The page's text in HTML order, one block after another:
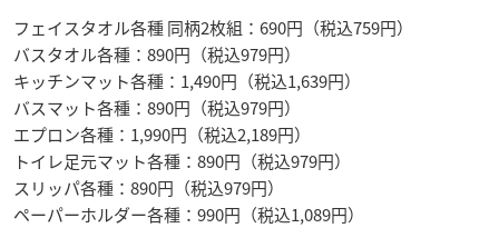
フェイスタオル各種 同柄2枚組：690円（税込759円）
バスタオル各種：890円（税込979円）
キッチンマット各種：1,490円（税込1,639円）
バスマット各種：890円（税込979円）
エプロン各種：1,990円（税込2,189円）
トイレ足元マット各種：890円（税込979円）
スリッパ各種：890円（税込979円）
ペーパーホルダー各種：990円（税込1,089円）